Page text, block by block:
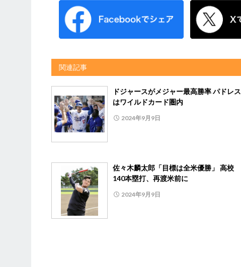
関連記事
ドジャースがメジャー最高勝率 パドレス
はワイルドカード圏内
2024年9月9日
佐々木麟太郎「目標は全米優勝」 高校
140本塁打、再渡米前に
2024年9月9日